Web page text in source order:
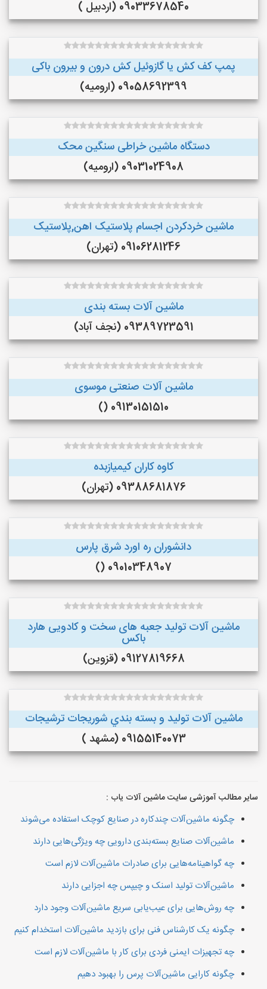
09033678540 (اردبیل )
پمپ کف کش یا گازوئیل کش درون و بیرون باکی
09058692399 (ارومیه)
دستگاه ماشین خراطی سنگین محک
09031024908 (ارومیه)
ماشین خردکردن اجسام پلاستیک اهن,پلاستیک
09106281246 (تهران)
ماشین آلات بسته بندی
09389723591 (نجف‌ آباد)
ماشین آلات صنعتی موسوی
09130151510 ()
کاوه کاران کیمیازبده
09388681876 (تهران)
دانشوران ره اورد شرق پارس
09010348907 ()
ماشین آلات تولید جعبه های سخت و کادویی هارد
باکس
09127819668 (قزوین)
ماشین آلات توليد و بسته بندي شوريجات ترشيجات
09155140073 (مشهد )
سایر مطالب آموزشی سایت ماشین آلات یاب :
چگونه ماشین‌آلات چندکاره در صنایع کوچک استفاده می‌شوند
ماشین‌آلات صنایع بسته‌بندی دارویی چه ویژگی‌هایی دارند
چه گواهینامه‌هایی برای صادرات ماشین‌آلات لازم است
ماشین‌آلات تولید اسنک و چیپس چه اجزایی دارند
چه روش‌هایی برای عیب‌یابی سریع ماشین‌آلات وجود دارد
چگونه یک کارشناس فنی برای بازدید ماشین‌آلات استخدام کنیم
چه تجهیزات ایمنی فردی برای کار با ماشین‌آلات لازم است
چگونه کارایی ماشین‌آلات پرس را بهبود دهیم